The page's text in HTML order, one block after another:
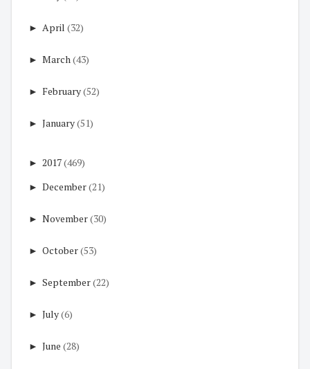
► April (32)
► March(43)
► February(52)
► January(51)
► 2017(469)
► December(21)
► November(30)
► October(53)
► September(22)
► July(6)
► June (28)